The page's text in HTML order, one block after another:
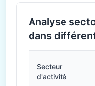
Analyse
dans
Secteur
d'activité